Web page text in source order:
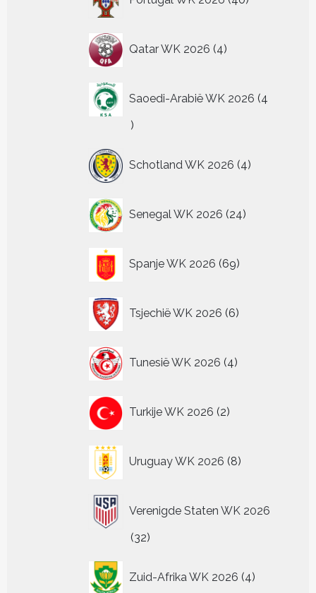
producten
Qatar WK 2026 4
producten
Saoedi-Arabië WK 2026 4
4
Schotland WK 2026 4
producten
Senegal WK 2026 24
producten
Spanje WK 2026 69
producten
Tsjechië WK 2026 6
producten
Tunesië WK 2026 4
producten
Turkije WK 2026 2
producten
Uruguay WK 2026 8
producten
Verenigde Staten WK 2026
3232
Zuid-Afrika WK 2026 4
producten